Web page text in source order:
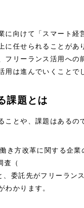
向けて「スマート経
任せられることがあ
フリーランス活用への
は進んでいくことで
課題とは
ことや、課題はあるの
き方改革に関する企業
査（
、委託先がフリーラン
わかります。